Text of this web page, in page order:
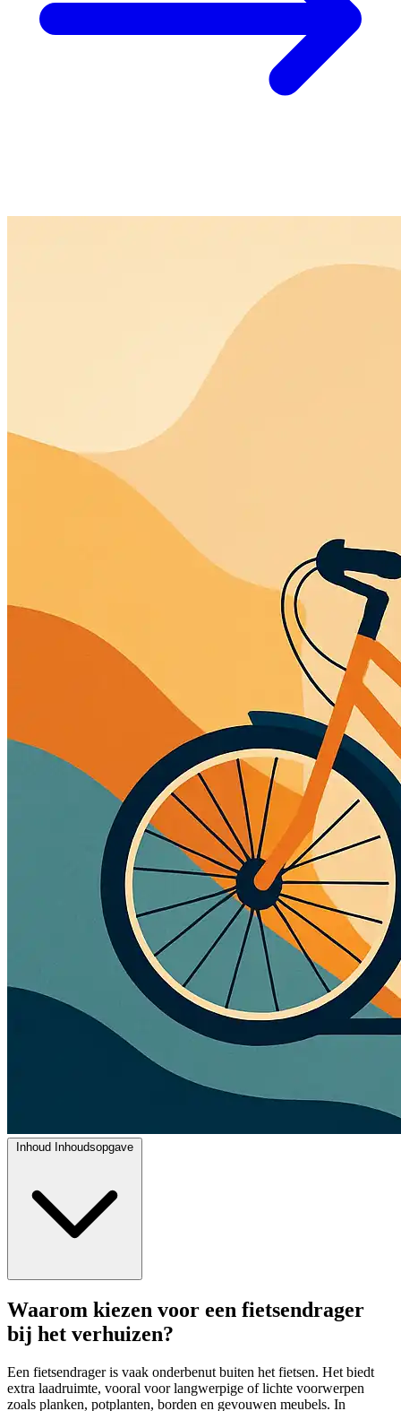
Inhoud Inhoudsopgave
Waarom kiezen voor een fietsendrager
bij het verhuizen?
Een fietsendrager is vaak onderbenut buiten het fietsen. Het biedt
extra laadruimte, vooral voor langwerpige of lichte voorwerpen
zoals planken, potplanten, borden en gevouwen meubels. In